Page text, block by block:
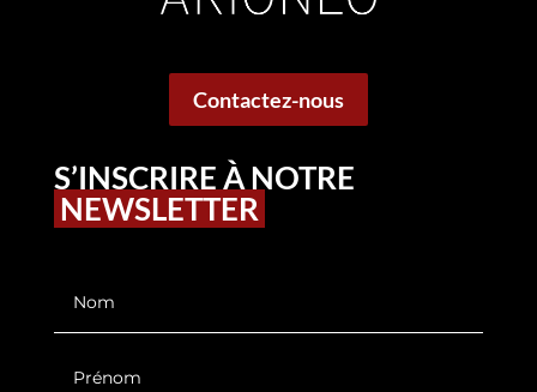
Contactez-nous
S’INSCRIRE À NOTRE
NEWSLETTER